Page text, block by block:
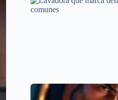
síntomas
Lavadora que marca
comunes